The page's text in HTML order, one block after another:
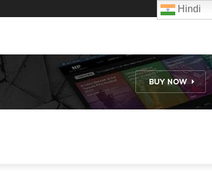
Hindi